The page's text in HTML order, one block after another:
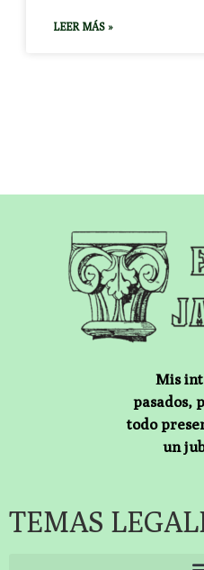
LEER MÁS »
Mis
pasados,
todo
un
TEMAS